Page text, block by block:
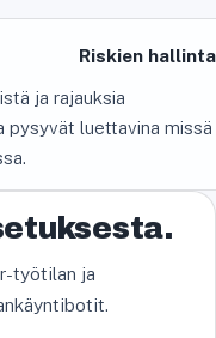
Riskien hallinta
ja rajauksia
pysyvät luettavina missä
työtilan ja